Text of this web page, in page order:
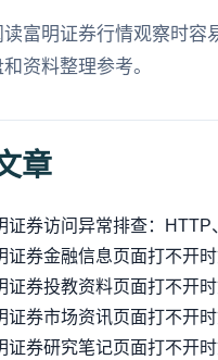
富明证券行情观察时容
资料整理参考。
章
证券访问异常排查：HTTP
证券金融信息页面打不开
证券投教资料页面打不开
证券市场资讯页面打不开
证券研究笔记页面打不开